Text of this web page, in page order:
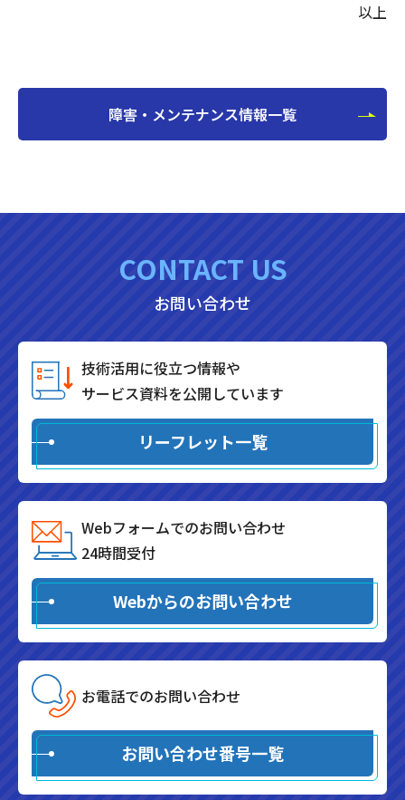
以上
障害・メンテナンス情報一覧
CONTACT US
お問い合わせ
技術活用に役立つ情報や
サービス資料を公開しています
リーフレット一覧
Webフォームでのお問い合わせ
24時間受付
Webからのお問い合わせ
お電話でのお問い合わせ
お問い合わせ番号一覧